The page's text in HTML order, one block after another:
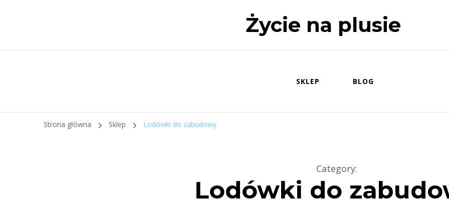
Życie na plusie
SKLEP BLOG
Strona główna Sklep Lodówki do zabudowy
Category:
Lodówki do